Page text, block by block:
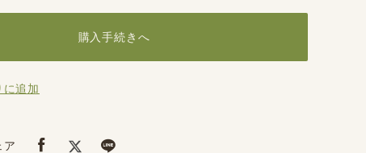
購入手続きへ
に追加
ア